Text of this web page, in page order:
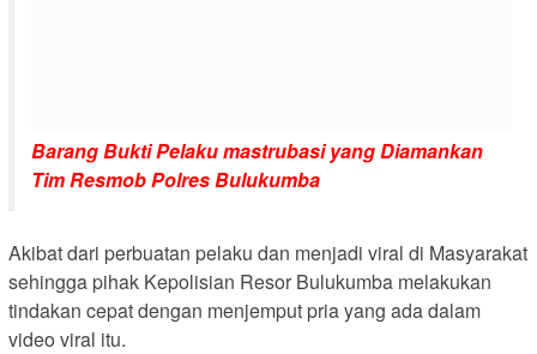
Barang Bukti Pelaku mastrubasi yang Diamankan
Tim Resmob Polres Bulukumba
Akibat dari perbuatan pelaku dan menjadi viral di Masyarakat
sehingga pihak Kepolisian Resor Bulukumba melakukan
tindakan cepat dengan menjemput pria yang ada dalam
video viral itu.